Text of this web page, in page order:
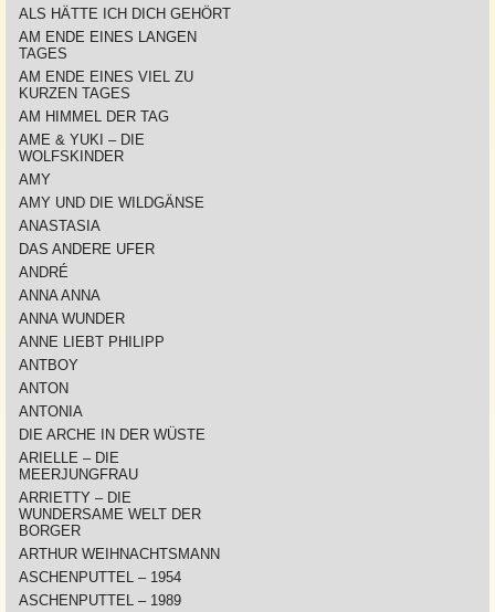
ALS HÄTTE ICH DICH GEHÖRT
AM ENDE EINES LANGEN
TAGES
AM ENDE EINES VIEL ZU
KURZEN TAGES
AM HIMMEL DER TAG
AME & YUKI – DIE
WOLFSKINDER
AMY
AMY UND DIE WILDGÄNSE
ANASTASIA
DAS ANDERE UFER
ANDRÉ
ANNA ANNA
ANNA WUNDER
ANNE LIEBT PHILIPP
ANTBOY
ANTON
ANTONIA
DIE ARCHE IN DER WÜSTE
ARIELLE – DIE
MEERJUNGFRAU
ARRIETTY – DIE
WUNDERSAME WELT DER
BORGER
ARTHUR WEIHNACHTSMANN
ASCHENPUTTEL – 1954
ASCHENPUTTEL – 1989